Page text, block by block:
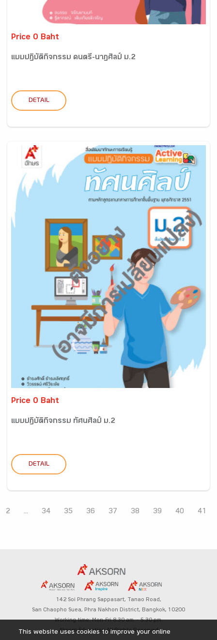
Price 0 Baht
แบบปฏิบัติกิจกรรม ดนตรี-นาฏศิลป์ ม.2
DETAIL
Price 0 Baht
แบบปฏิบัติกิจกรรม ทัศนศิลป์ ม.2
DETAIL
2 ... 34 35 36 37 38 39 40 41
142 Soi Phrang Sappasart, Tanao Road,
San Chaopho Suea, Phra Nakhon District, Bangkok, 10200
Working time: Mon-Fri 8.30 am. – 5.30 pm.
Aksorn Education All Rights Reserved
This website uses cookies to improve your online